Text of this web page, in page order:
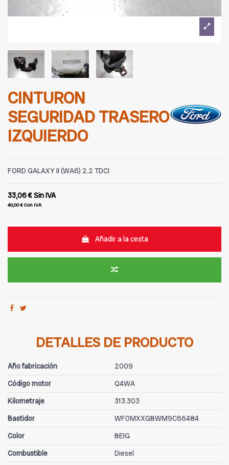
CINTURON
SEGURIDAD TRASERO
IZQUIERDO
FORD GALAXY II (WA6) 2.2 TDCI
33,06 €Sin IVA
40,00 €Con IVA
Añadir a la cesta
DETALLES DE PRODUCTO
Año fabricación
2009
Código motor
Q4WA
Kilometraje
313.303
Bastidor
WF0MXXGBWM9C66484
Color
BEIG
Combustible
Diesel